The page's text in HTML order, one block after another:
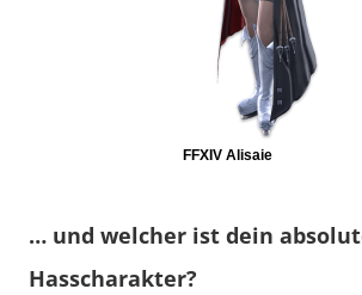
FFXIV Alisaie
… und welcher ist dein
Hasscharakter?